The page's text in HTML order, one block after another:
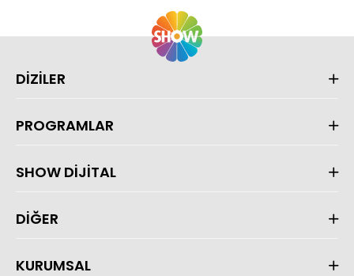
DİZİLER
PROGRAMLAR
SHOW DİJİTAL
DİĞER
KURUMSAL